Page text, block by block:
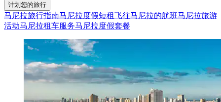
计划您的旅行
马尼拉旅行指南马尼拉度假短租飞往马尼拉的航班马尼拉旅游
活动马尼拉租车服务马尼拉度假套餐